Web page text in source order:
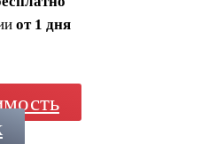
от 1 дня